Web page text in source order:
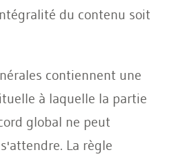
du contenu soit
contiennent une
à laquelle la partie
global ne peut
La règle